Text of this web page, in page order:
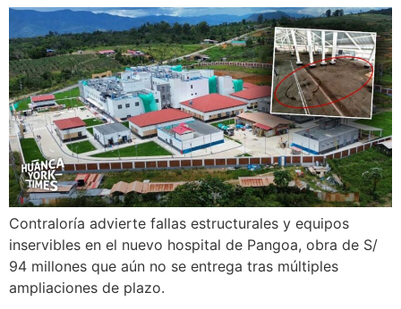
Contraloría advierte fallas estructurales y equipos
inservibles en el nuevo hospital de Pangoa, obra de S/
94 millones que aún no se entrega tras múltiples
ampliaciones de plazo.